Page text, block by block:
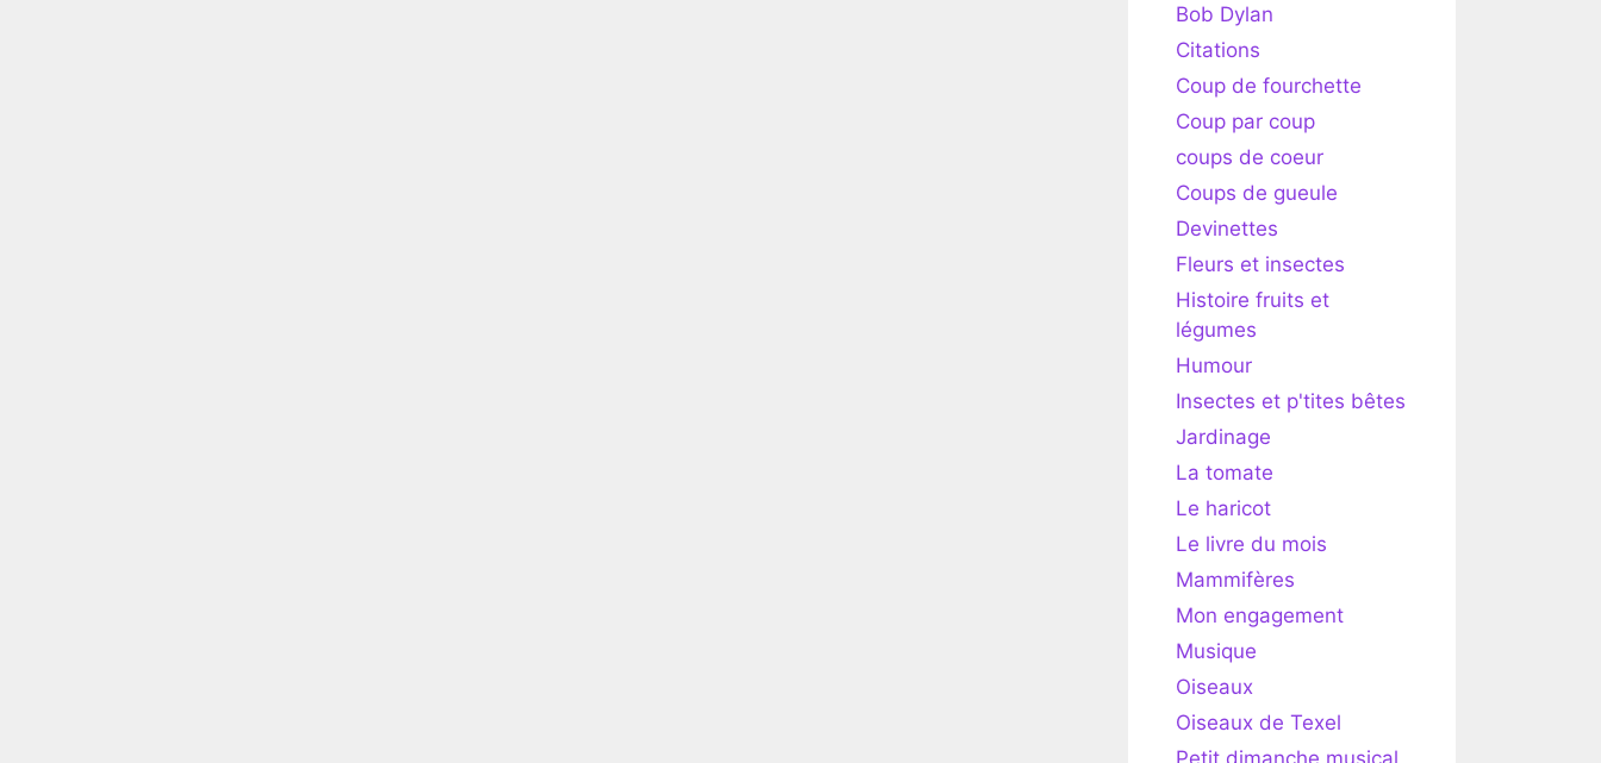
Bob Dylan
Citations
Coup de fourchette
Coup par coup
coups de coeur
Coups de gueule
Devinettes
Fleurs et insectes
Histoire fruits et
légumes
Humour
Insectes et p'tites bêtes
Jardinage
La tomate
Le haricot
Le livre du mois
Mammifères
Mon engagement
Musique
Oiseaux
Oiseaux de Texel
Petit dimanche musical